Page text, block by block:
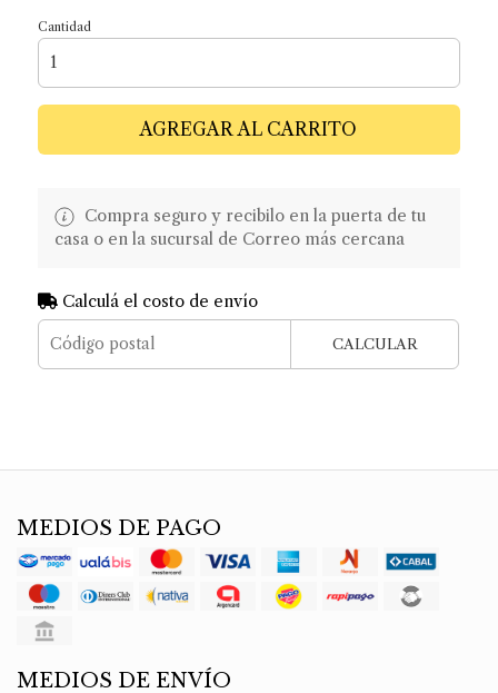
Cantidad
AGREGAR AL CARRITO
Compra seguro y recibilo en la puerta de tu
casa o en la sucursal de Correo más cercana
Calculá el costo de envío
CALCULAR
MEDIOS DE PAGO
MEDIOS DE ENVÍO